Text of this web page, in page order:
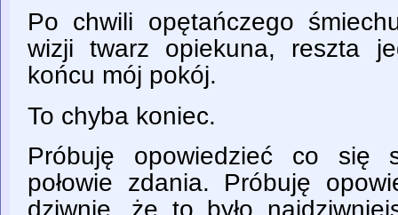
Po chwili opętańczego
wizji twarz opiekuna, reszta
końcu mój pokój.
To chyba koniec.
Próbuję opowiedzieć co się
połowie zdania. Próbuję
dziwnie, że to było